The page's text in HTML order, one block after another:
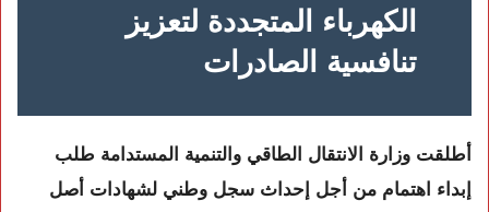
الكهرباء المتجددة لتعزيز
تنافسية الصادرات
إبداء اهتمام من أجل إحداث سجل وطني لشهادات أصل